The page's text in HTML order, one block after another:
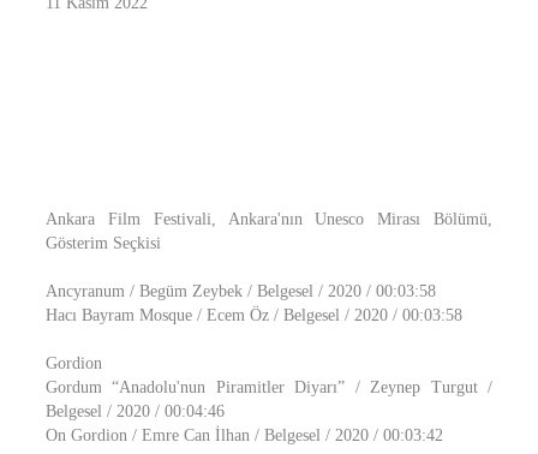
Ankara Film Festivali, Ankara'nın Unesco Mirası Bölümü,
Gösterim Seçkisi
Ancyranum / Begüm Zeybek / Belgesel / 2020 / 00:03:58
Hacı Bayram Mosque / Ecem Öz / Belgesel / 2020 / 00:03:58
Gordion
Gordum “Anadolu'nun Piramitler Diyarı” / Zeynep Turgut /
Belgesel / 2020 / 00:04:46
On Gordion / Emre Can İlhan / Belgesel / 2020 / 00:03:42